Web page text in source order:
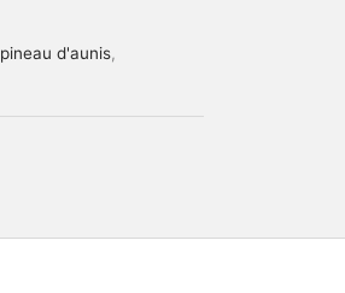
pineau d'aunis,